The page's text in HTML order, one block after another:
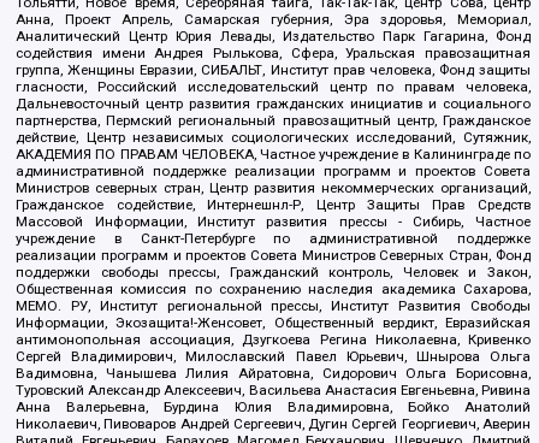
Анна, Проект Апрель, Самарская губерния, Эра здоровья, Мемориал,
Аналитический Центр Юрия Левады, Издательство Парк Гагарина, Фонд
содействия имени Андрея Рылькова, Сфера, Уральская правозащитная
группа, Женщины Евразии, СИБАЛЬТ, Институт прав человека, Фонд защиты
гласности, Российский исследовательский центр по правам человека,
Дальневосточный центр развития гражданских инициатив и социального
партнерства, Пермский региональный правозащитный центр, Гражданское
действие, Центр независимых социологических исследований, Сутяжник,
АКАДЕМИЯ ПО ПРАВАМ ЧЕЛОВЕКА, Частное учреждение в Калининграде по
административной поддержке реализации программ и проектов Совета
Министров северных стран, Центр развития некоммерческих организаций,
Гражданское содействие, Интернешнл-Р, Центр Защиты Прав Средств
Массовой Информации, Институт развития прессы - Сибирь, Частное
учреждение в Санкт-Петербурге по административной поддержке
реализации программ и проектов Совета Министров Северных Стран, Фонд
поддержки свободы прессы, Гражданский контроль, Человек и Закон,
Общественная комиссия по сохранению наследия академика Сахарова,
МЕМО. РУ, Институт региональной прессы, Институт Развития Свободы
Информации, Экозащита!-Женсовет, Общественный вердикт, Евразийская
антимонопольная ассоциация, Дзугкоева Регина Николаевна, Кривенко
Сергей Владимирович, Милославский Павел Юрьевич, Шнырова Ольга
Вадимовна, Чанышева Лилия Айратовна, Сидорович Ольга Борисовна,
Туровский Александр Алексеевич, Васильева Анастасия Евгеньевна, Ривина
Анна Валерьевна, Бурдина Юлия Владимировна, Бойко Анатолий
Николаевич, Пивоваров Андрей Сергеевич, Дугин Сергей Георгиевич, Аверин